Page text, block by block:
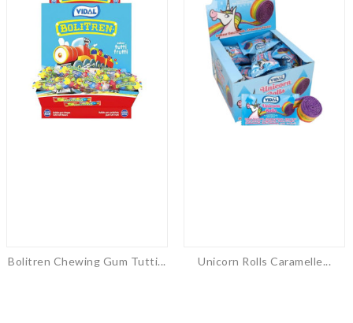
Bolitren Chewing Gum Tutti... Unicorn Rolls Caramelle...